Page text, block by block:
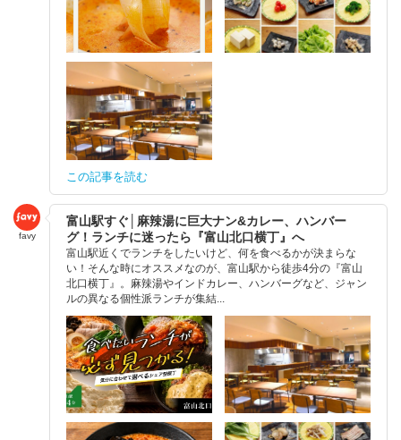
この記事を読む
favy
富山駅すぐ│麻辣湯に巨大ナン&カレー、ハンバー
グ！ランチに迷ったら『富山北口横丁』へ
富山駅近くでランチをしたいけど、何を食べるかが決まらな
い！そんな時にオススメなのが、富山駅から徒歩4分の『富山
北口横丁』。麻辣湯やインドカレー、ハンバーグなど、ジャン
ルの異なる個性派ランチが集結...